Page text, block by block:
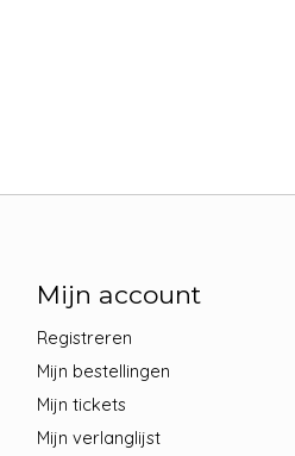
Mijn account
Registreren
Mijn bestellingen
Mijn tickets
Mijn verlanglijst